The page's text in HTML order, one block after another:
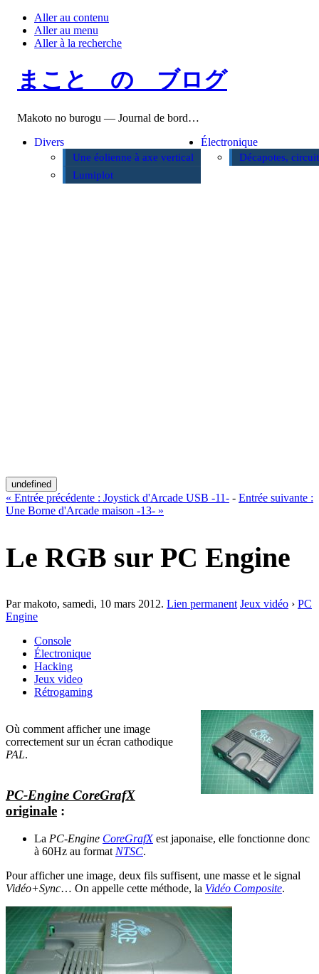
Aller au contenu
Aller au menu
Aller à la recherche
まこと の ブログ
Makoto no burogu — Journal de bord…
Divers
Une éolienne à axe vertical
Lumiplot
Électronique
Décapotes,
undefined
« Entrée précédente : Joystick d'Arcade USB -11- - Entrée suivante :
Une Borne d'Arcade maison -13- »
Le RGB sur PC Engine
Par makoto, samedi, 10 mars 2012. Lien permanent Jeux vidéo › PC
Engine
Console
Électronique
Hacking
Jeux video
Rétrogaming
Où comment afficher une image
correctement sur un écran cathodique
PAL.
PC-Engine CoreGrafX
originale :
La PC-Engine CoreGrafXest japonaise, elle fonctionne donc
à 60Hz au format NTSC.
Pour afficher une image, deux fils suffisent, une masse et le signal
Vidéo+Sync… On appelle cette méthode, la Vidéo Composite.